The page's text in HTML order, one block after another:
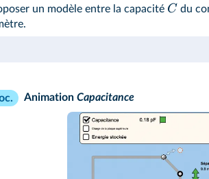
un modèle entre la capacité C du
Animation Capacitance